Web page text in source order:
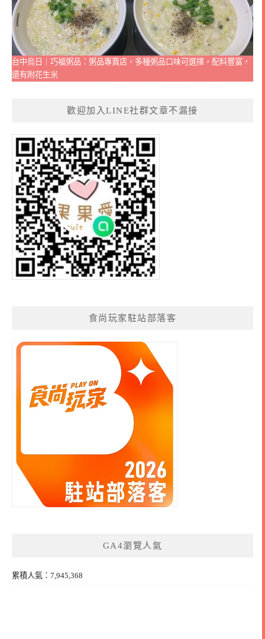
台中烏日｜巧福粥品：粥品專賣店，多種粥品口味可選擇，配料豐富，
還有附花生米
歡迎加入LINE社群文章不漏接
食尚玩家駐站部落客
GA4瀏覽人氣
累積人氣：7,945,368